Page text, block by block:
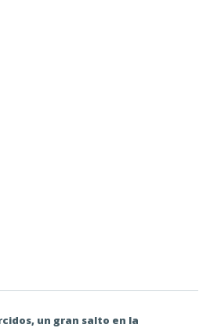
un gran salto en la